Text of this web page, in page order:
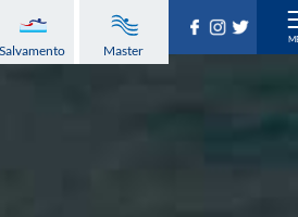
Salvamento Master